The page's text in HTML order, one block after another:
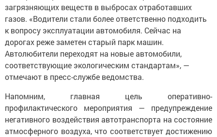
загрязняющих веществ в выбросах отработавших
газов. «Водители стали более ответственно подходить
к вопросу эксплуатации автомобиля. Сейчас на
дорогах реже заметен старый парк машин.
Автолюбители переходят на новые автомобили,
соответствующие экологическим стандартам», —
отмечают в пресс-службе ведомства.
Напомним, главная цель оперативно-
профилактического мероприятия — предупреждение
негативного воздействия автотранспорта на состояние
атмосферного воздуха, что соответствует достижению